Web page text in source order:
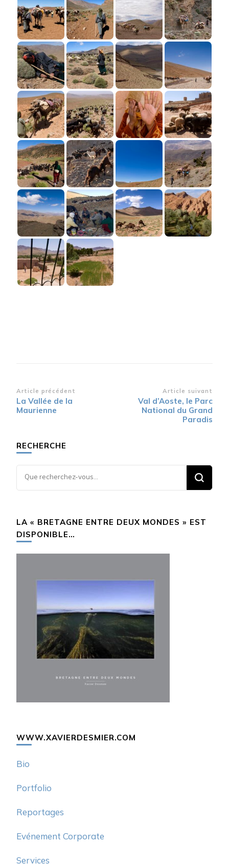
Navigation
d’article
Article précédent
La Vallée de la
Maurienne
Article suivant
Val d’Aoste, le Parc
National du Grand
Paradis
RECHERCHE
Vous
LA « BRETAGNE ENTRE DEUX MONDES » EST
DISPONIBLE…
WWW.XAVIERDESMIER.COM
Bio
Portfolio
Reportages
Evénement Corporate
Services